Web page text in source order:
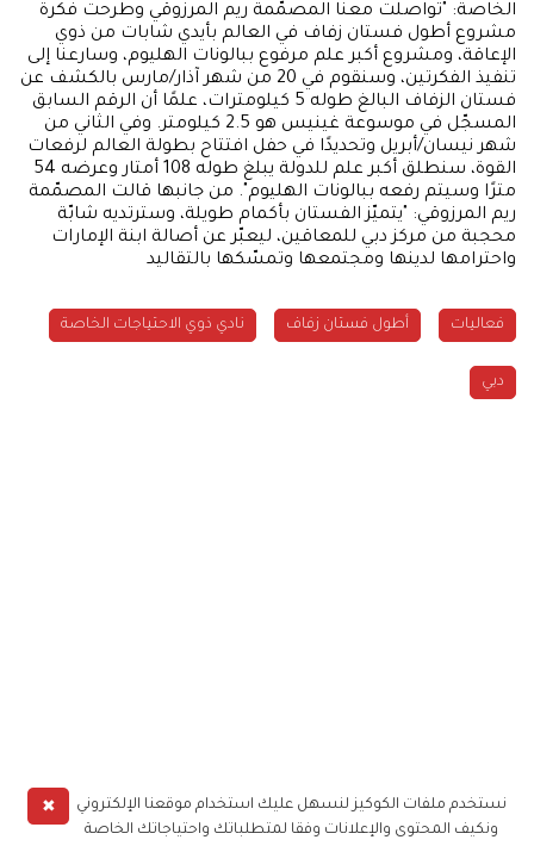
الخاصة: "تواصلت معنا المصمّمة ريم المرزوقي وطرحت فكرة
مشروع أطول فستان زفاف في العالم بأيدي شابات من ذوي
الإعاقة، ومشروع أكبر علم مرفوع ببالونات الهليوم، وسارعنا إلى
تنفيذ الفكرتين، وسنقوم في 20 من شهر آذار/مارس بالكشف عن
فستان الزفاف البالغ طوله 5 كيلومترات، علمًا أن الرقم السابق
المسجّل في موسوعة غينيس هو 2.5 كيلومتر. وفي الثاني من
شهر نيسان/أبريل وتحديدًا في حفل افتتاح بطولة العالم لرفعات
القوة، سنطلق أكبر علم للدولة يبلغ طوله 108 أمتار وعرضه 54
مترًا وسيتم رفعه ببالونات الهليوم". من جانبها قالت المصمّمة
ريم المرزوقي: "يتميّز الفستان بأكمام طويلة، وسترتديه شابّة
محجبة من مركز دبي للمعاقين، ليعبّر عن أصالة ابنة الإمارات
واحترامها لدينها ومجتمعها وتمسّكها بالتقاليد
فعاليات أطول فستان زفاف نادي ذوي الاحتياجات الخاصة
دبي
✖
نستخدم ملفات الكوكيز لنسهل عليك استخدام موقعنا الإلكتروني
ونكيف المحتوى والإعلانات وفقا لمتطلباتك واحتياجاتك الخاصة